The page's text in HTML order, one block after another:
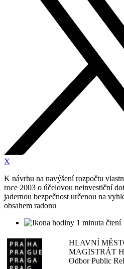
X
K návrhu na navýšení rozpočtu
roce 2003 o účelovou neinvestiční
jadernou bezpečnost určenou na
obsahem radonu
1 minuta čtení
HLAVNÍ
MAGISTRÁT
Odbor Public